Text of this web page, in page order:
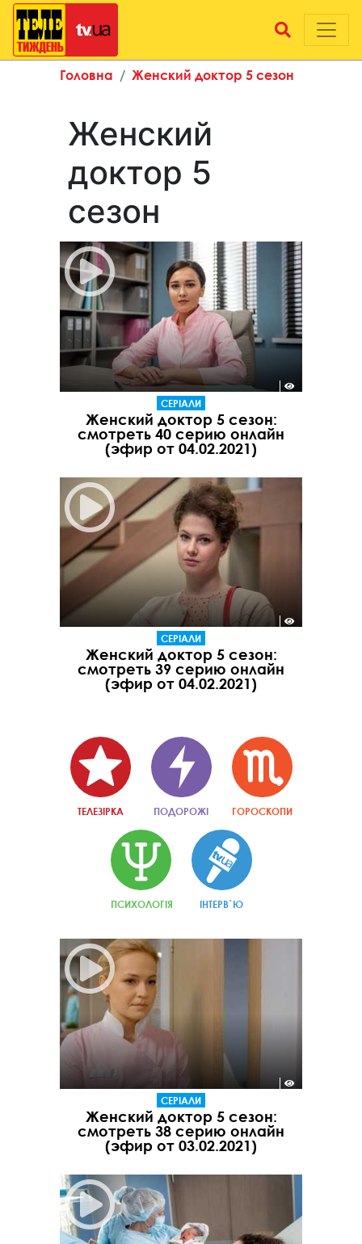
Головна Женский доктор 5 сезон
Женский
доктор 5
сезон
СЕРІАЛИ
Женский доктор 5 сезон:
смотреть 40 серию онлайн
(эфир от 04.02.2021)
СЕРІАЛИ
Женский доктор 5 сезон:
смотреть 39 серию онлайн
(эфир от 04.02.2021)
ТЕЛЕЗІРКА ПОДОРОЖІ ГОРОСКОПИ
ПСИХОЛОГІЯ ІНТЕРВ`Ю
СЕРІАЛИ
Женский доктор 5 сезон:
смотреть 38 серию онлайн
(эфир от 03.02.2021)